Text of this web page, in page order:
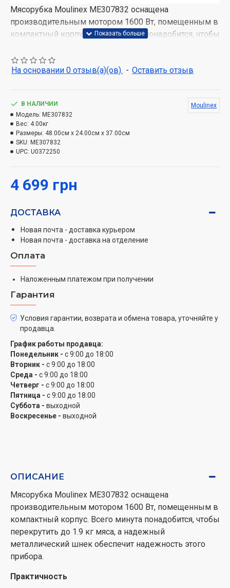
Мясорубка Moulinex ME307832 оснащена
производительным мотором 1600 Вт, помещенным в
компактный корпус. Всего минута понадобится, чтобы
металлический шнек обеспечит надежность этого
прибора.
Засоры не станут помехой с функцией реверса.
Удачно измельчит даже жилое мясо без засорения
мясорубки. Также в комплекте три решетки из
нержавеющей стали для двух типов измельчения в
Долговечность
качественного измельчения в течение всего срока
службы.
Универсальность
Терка и большая насадка для шинковки входит в
комплект, что позволит разнообразить домашние
рецепты, а домашняя колбаса с пряностями – одно из
традиционных украинских блюд, которое стало
возможно готовить со специальной насадкой для
мясорубки Moulinex ME307832. Также в комплекте
идет насадка для давки томатного сока.
На основании 0 отзыв(а)(ов). - Оставить отзыв
4 699 грн
В НАЛИЧИИ
Модель: ME307832
Вес: 4.00кг
Размеры: 48.00см x 24.00см x 37.00см
SKU: ME307832
UPC: U0372250
Moulinex
ДОСТАВКА
Новая почта - доставка курьером
Новая почта - доставка на отделение
Оплата
Наложенным платежом при получении
Гарантия
Условия гарантии, возврата и обмена товара, уточняйте у
продавца.
График работы продавца:
Понедельник - с 9:00 до 18:00
Вторник - с 9:00 до 18:00
Среда - с 9:00 до 18:00
Четверг - с 9:00 до 18:00
Пятница - с 9:00 до 18:00
Суббота - выходной
Воскресенье - выходной
ОПИСАНИЕ
Мясорубка Moulinex ME307832 оснащена
производительным мотором 1600 Вт, помещенным в
компактный корпус. Всего минута понадобится, чтобы
перекрутить до 1.9 кг мяса, а надежный
металлический шнек обеспечит надежность этого
прибора.
Практичность